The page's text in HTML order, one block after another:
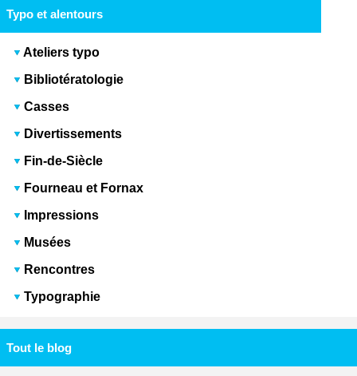
Typo et alentours
Ateliers typo
Bibliotératologie
Casses
Divertissements
Fin-de-Siècle
Fourneau et Fornax
Impressions
Musées
Rencontres
Typographie
Tout le blog